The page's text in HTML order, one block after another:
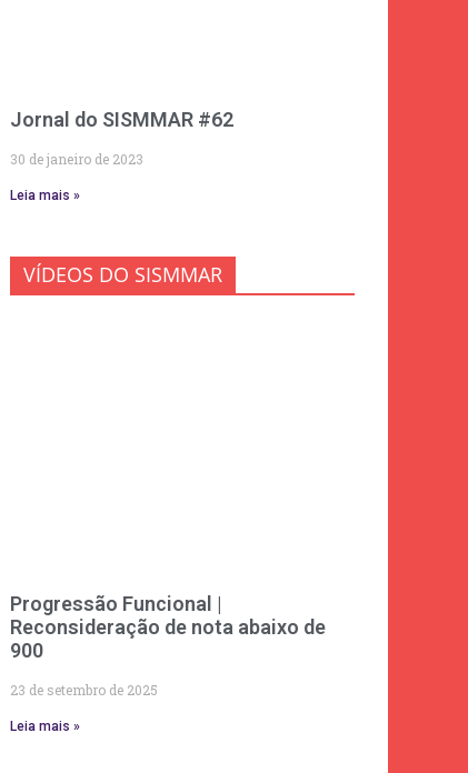
Jornal do SISMMAR #62
30 de janeiro de 2023
Leia mais »
VÍDEOS DO SISMMAR
Progressão Funcional |
Reconsideração de nota abaixo de
900
23 de setembro de 2025
Leia mais »